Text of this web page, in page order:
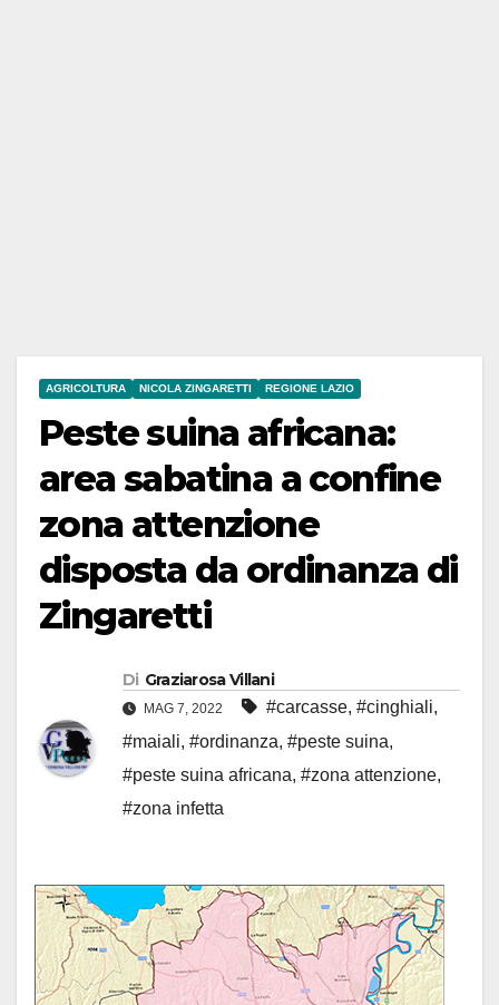
AGRICOLTURA NICOLA ZINGARETTI REGIONE LAZIO
Peste suina africana:
area sabatina a confine
zona attenzione
disposta da ordinanza di
Zingaretti
Di Graziarosa Villani
MAG 7, 2022 #carcasse, #cinghiali,
#maiali, #ordinanza, #peste suina,
#peste suina africana, #zona attenzione,
#zona infetta